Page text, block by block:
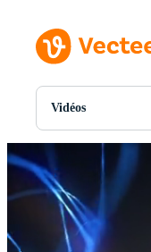
Vidéos
Toutes Images
Photos
PNGs
PSDs
SVGs
Modèles
Vecteurs